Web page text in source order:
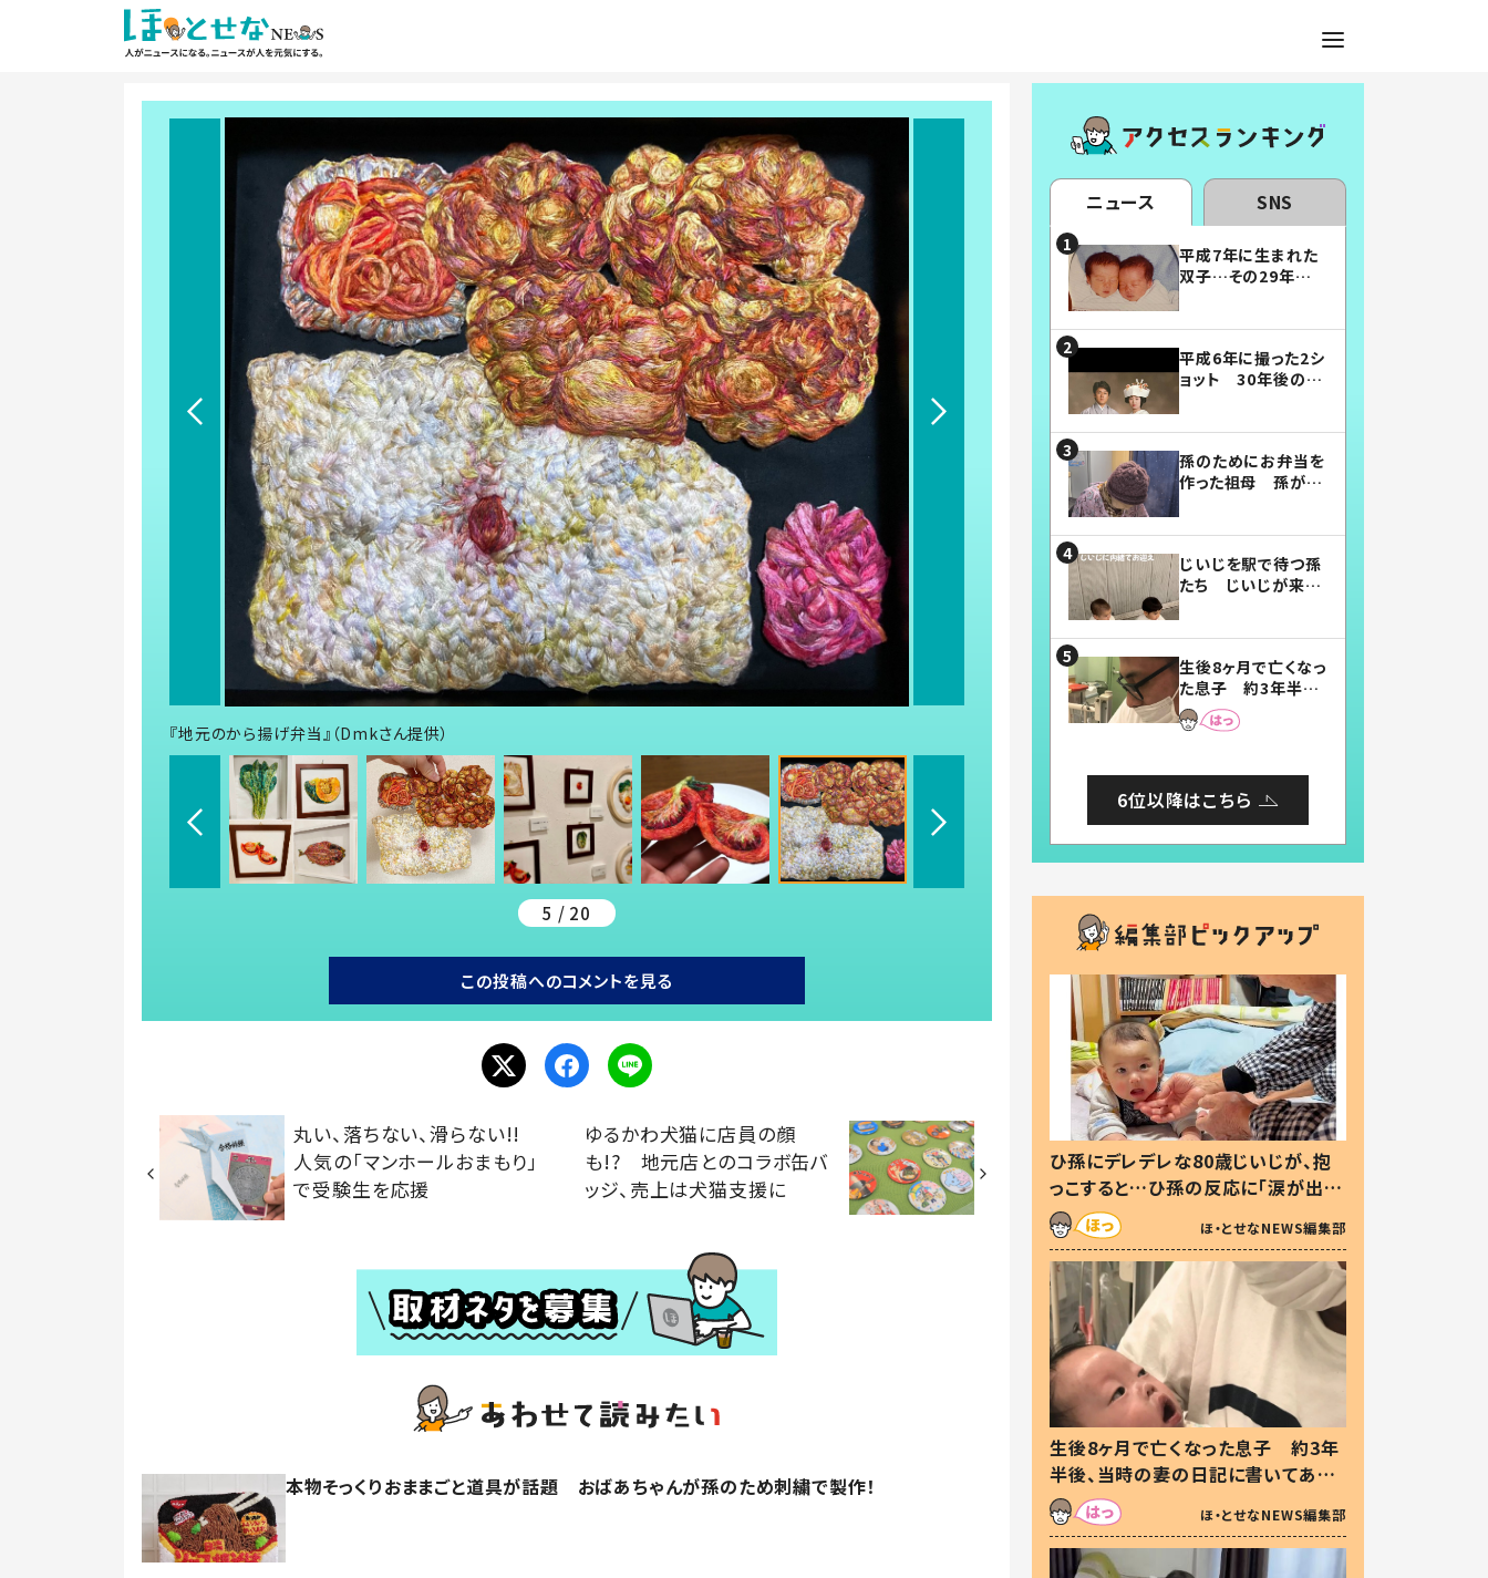
『地元のから揚げ弁当』（Dmkさん提供）
5 / 20
この投稿へのコメントを見る
丸い、落ちない、滑らない!!
人気の「マンホールおまもり」
で受験生を応援
ゆるかわ犬猫に店員の顔
も!? 地元店とのコラボ缶バ
ッジ、売上は犬猫支援に
本物そっくりおままごと道具が話題 おばあちゃんが孫のため刺繍で製作！
ニュース SNS
平成7年に生まれた
双子…その29年後
平成6年に撮った2シ
ョット 30年後の姿
孫のためにお弁当を
作った祖母 孫が絶
じいじを駅で待つ孫
たち じいじが来た
まらない」「幸せにな
れる」
生後8ヶ月で亡くなっ
た息子 約3年半
後、当時の妻の日記
に書いてあった本音
6位以降はこちら
ひ孫にデレデレな80歳じいじが、抱
っこすると…ひ孫の反応に「涙が出ま
した」「可愛くて仕方ない」
ほ・とせなNEWS編集部
生後8ヶ月で亡くなった息子 約3年
半後、当時の妻の日記に書いてあっ
た本音とは
ほ・とせなNEWS編集部